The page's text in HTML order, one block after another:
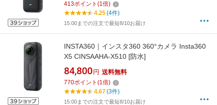
413ポイント (1倍)
4.25(4件)
15:00までの注文で最短8/10お届け
INSTA360｜インスタ360 360°カメラ Insta360
X5 CINSAAHA-X510 [防水]
84,800 円 送料無料
770ポイント (1倍)
4.67(3件)
15:00までの注文で最短8/10お届け